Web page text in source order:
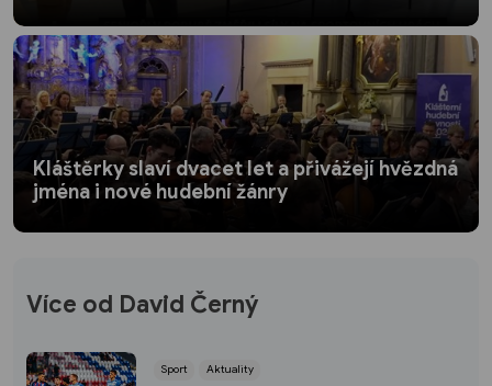
Kláštěrky slaví dvacet let a přivážejí hvězdná
jména i nové hudební žánry
Více od David Černý
Sport Aktuality